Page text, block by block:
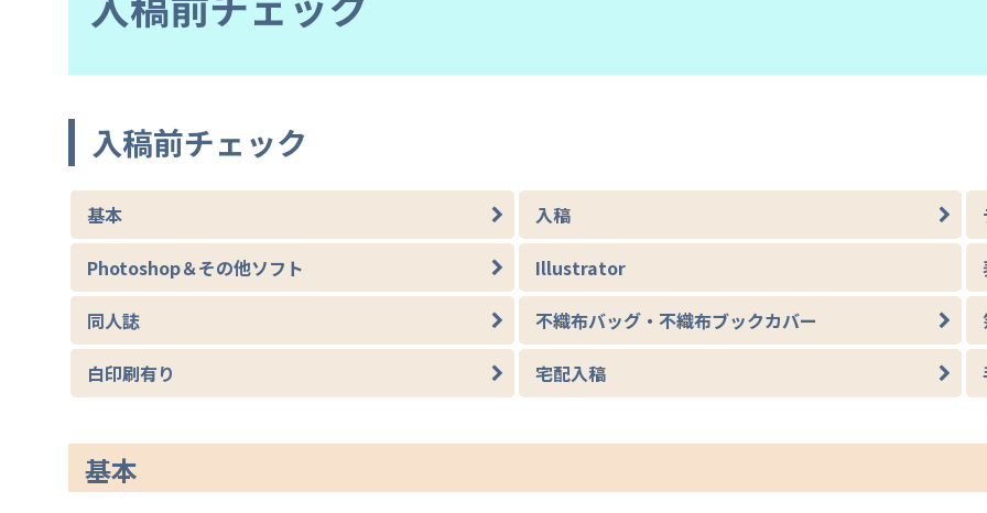
入稿前チェック
基本 入稿
Photoshop＆その他ソフト
Illustrator
同人誌
不織布バッグ・不織布ブックカバー
白印刷有り
宅配入稿
基本